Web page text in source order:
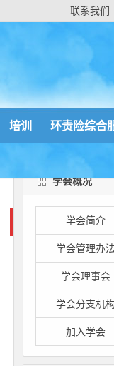
联系我们
培训 环责险综合
学会概况
学会简介
学会管理办法
学会理事会
学会分支机构
加入学会